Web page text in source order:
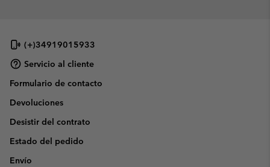
(+)34919015933
Servicio al cliente
Formulario de contacto
Devoluciones
Desistir del contrato
Estado del pedido
Envío